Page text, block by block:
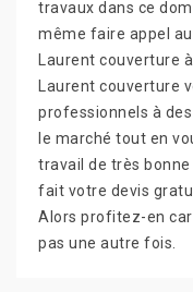
travaux dans ce
même faire appel
Laurent couverture
Laurent couverture
professionnels à
le marché tout en
travail de très
fait votre devis
Alors profitez-en
pas une autre fois.